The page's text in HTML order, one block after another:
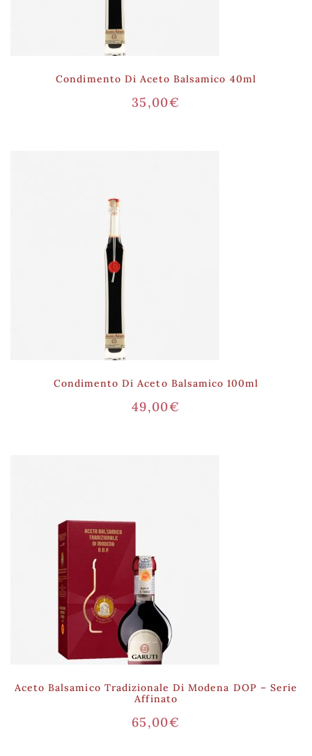
Condimento Di Aceto Balsamico 40ml
35,00€
Condimento Di Aceto Balsamico 100ml
49,00€
Aceto Balsamico Tradizionale Di Modena DOP – Serie
Affinato
65,00€